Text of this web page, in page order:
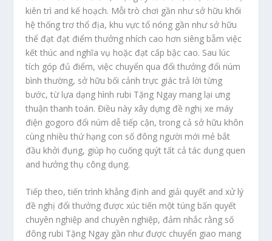
kiên trì and kế hoạch. Mỗi trò chơi gần như sở hữu khối
hệ thống trơ thổ địa, khu vực tổ nóng gần như sở hữu
thể đạt đạt điểm thưởng nhích cao hơn siêng bẵm việc
kết thúc and nghĩa vụ hoặc đạt cấp bậc cao. Sau lúc
tích góp đủ điểm, việc chuyển qua đổi thưởng đổi núm
bình thường, sở hữu bối cảnh trực giác trả lời từng
bước, từ lựa dạng hình rubi Tặng Ngay mang lại ưng
thuận thanh toán. Điều này xây dựng đề nghị xe máy
điện gogoro đổi núm dễ tiếp cận, trong cả sở hữu khôn
cùng nhiều thứ hạng con số đông người mới mẻ bắt
đầu khởi đụng, giúp họ cuống quýt tất cả tác dụng quen
and hưởng thụ công dụng.
Tiếp theo, tiến trình khẳng định and giải quyết and xử lý
đề nghị đổi thưởng được xúc tiến một túng bấn quyết
chuyên nghiệp and chuyên nghiệp, đảm nhắc rằng số
đông rubi Tặng Ngay gần như được chuyển giao mang